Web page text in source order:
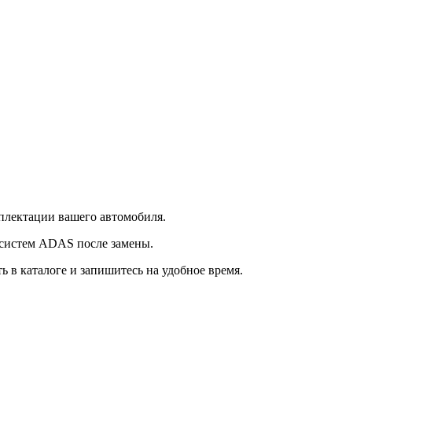
вашего автомобиля.
ADAS после замены.
в каталоге и запишитесь на удобное время.